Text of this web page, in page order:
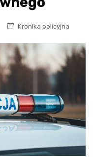
Kronika policyjna